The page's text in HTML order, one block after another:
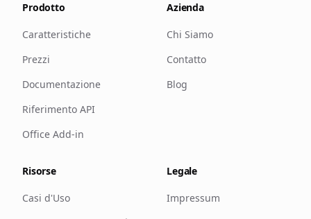
Prodotto
Caratteristiche
Prezzi
Documentazione
Riferimento API
Office Add-in
Azienda
Chi Siamo
Contatto
Blog
Risorse
Casi d'Uso
Legale
Impressum